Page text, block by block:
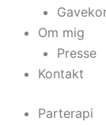
Om mig
Presse
Kontakt
Parterapi